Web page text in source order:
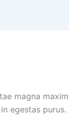
magna
egestas